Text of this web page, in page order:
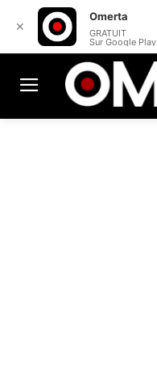
✕
Omerta
GRATUIT
Sur Google Play